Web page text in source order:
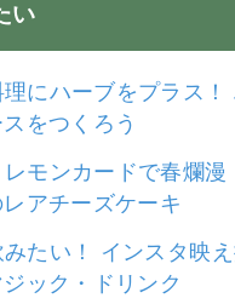
い
にハーブをプラス！
をつくろう
レモンカードで春爛漫
アチーズケーキ
たい！ インスタ映
ック・ドリンク